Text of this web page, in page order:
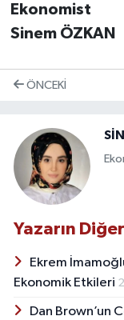
Ekonomist
Sinem ÖZKAN
ÖNCEKI
Yazarın Diğer
Ekrem
Ekonomik Etkileri
Dan Brown’un